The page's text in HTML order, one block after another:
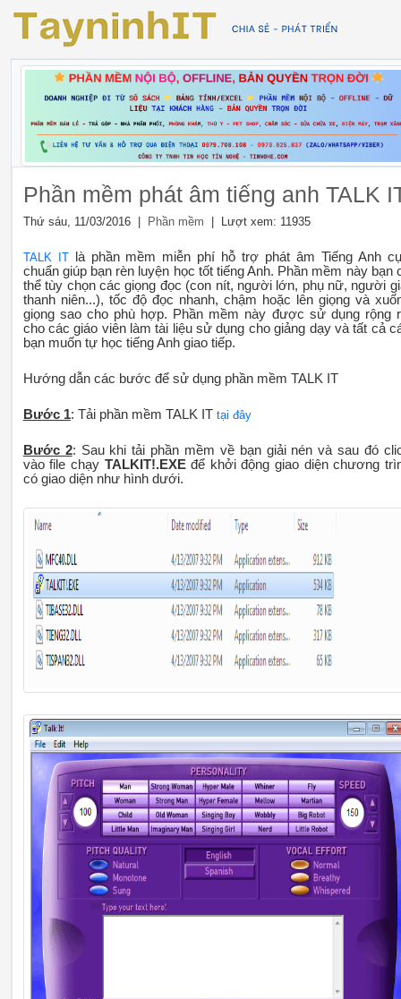
Phần mềm phát âm tiếng anh TALK
Thứ sáu, 11/03/2016 | Phần mềm | Lượt xem: 11935
TALK ITlà phần mềm miễn phí hỗ trợ phát âm Tiếng Anh
chuẩn giúp bạn rèn luyện học tốt tiếng Anh. Phần mềm này bạn
thể tùy chọn các giọng đọc (con nít, người lớn, phụ nữ, người
thanh niên...), tốc độ đọc nhanh, chậm hoặc lên giọng và
giọng sao cho phù hợp. Phần mềm này được sử dụng rộng
cho các giáo viên làm tài liệu sử dụng cho giảng dạy và tất cả
bạn muốn tự học tiếng Anh giao tiếp.
Hướng dẫn các bước để sử dụng phần mềm TALK IT
Bước 1: Tải phần mềm TALK IT tại đây
Bước 2: Sau khi tải phần mềm về bạn giải nén và sau đó
vào file chạy TALKIT!.EXEđể khởi động giao diện chương
có giao diện như hình dưới.